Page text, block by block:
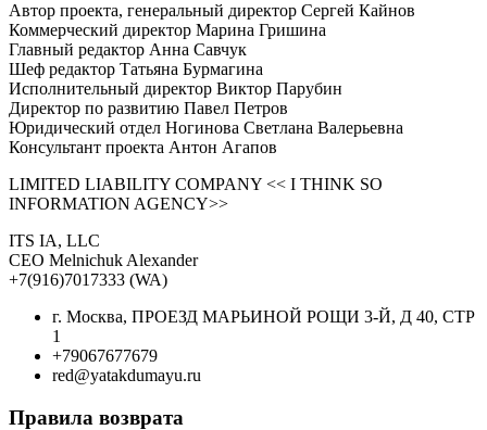
Автор проекта, генеральный директор Сергей Кайнов
Коммерческий директор Марина Гришина
Главный редактор Анна Савчук
Шеф редактор Татьяна Бурмагина
Исполнительный директор Виктор Парубин
Директор по развитию Павел Петров
Юридический отдел Ногинова Светлана Валерьевна
Консультант проекта Антон Агапов
LIMITED LIABILITY COMPANY << I THINK SO
INFORMATION AGENCY>>
ITS IA, LLC
CEO Melnichuk Alexander
+7(916)7017333 (WA)
г. Москва, ПРОЕЗД МАРЬИНОЙ РОЩИ 3-Й, Д 40, СТР
1
+79067677679
red@yatakdumayu.ru
Правила возврата